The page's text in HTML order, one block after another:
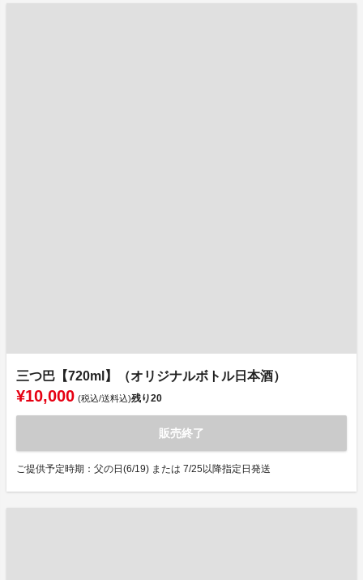
三つ巴【720ml】（オリジナルボトル日本酒）
¥10,000 (税込/送料込)残り20
販売終了
ご提供予定時期：父の日(6/19) または 7/25以降指定日発送